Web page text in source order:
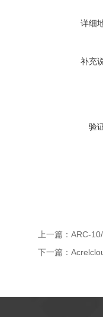
详细
补充
验
上一篇： ARC-
下一篇：